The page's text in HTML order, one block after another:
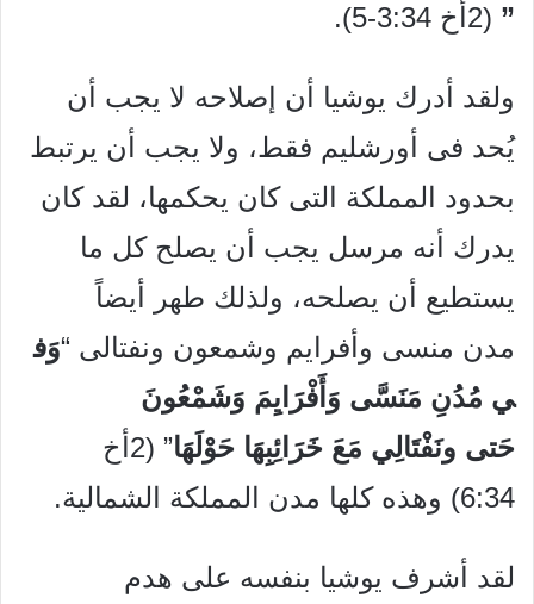
” (2أخ 3:34-5).
ولقد أدرك يوشيا أن إصلاحه لا يجب أن
يُحد فى أورشليم فقط، ولا يجب أن يرتبط
بحدود المملكة التى كان يحكمها، لقد كان
يدرك أنه مرسل يجب أن يصلح كل ما
يستطيع أن يصلحه، ولذلك طهر أيضاً
مدن منسى وأفرايم وشمعون ونفتالى “وَف
ي مُدُنِ مَنَسَّى وَأَفْرَايِمَ وَشَمْعُونَ
حَتى ونَفْتَالِي مَعَ خَرَائِبِهَا حَوْلَهَا
” (2أخ
6:34) وهذه كلها مدن المملكة الشمالية.
لقد أشرف يوشيا بنفسه على هدم